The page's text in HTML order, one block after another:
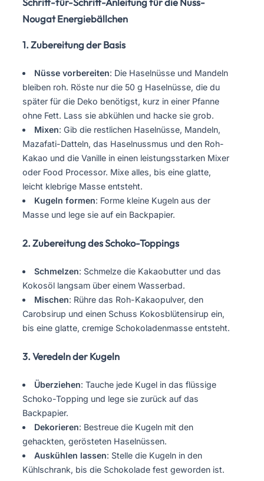
Nougat Energiebällchen
1. Zubereitung der Basis
Nüsse vorbereiten: Die Haselnüsse und Mandeln
bleiben roh. Röste nur die 50 g Haselnüsse, die du
später für die Deko benötigst, kurz in einer Pfanne
ohne Fett. Lass sie abkühlen und hacke sie grob.
Mixen: Gib die restlichen Haselnüsse, Mandeln,
Mazafati-Datteln, das Haselnussmus und den Roh-
Kakao und die Vanille in einen leistungsstarken Mixer
oder Food Processor. Mixe alles, bis eine glatte,
leicht klebrige Masse entsteht.
Kugeln formen: Forme kleine Kugeln aus der
Masse und lege sie auf ein Backpapier.
2. Zubereitung des Schoko-Toppings
Schmelzen: Schmelze die Kakaobutter und das
Kokosöl langsam über einem Wasserbad.
Mischen: Rühre das Roh-Kakaopulver, den
Carobsirup und einen Schuss Kokosblütensirup ein,
bis eine glatte, cremige Schokoladenmasse entsteht.
3. Veredeln der Kugeln
Überziehen: Tauche jede Kugel in das flüssige
Schoko-Topping und lege sie zurück auf das
Backpapier.
Dekorieren: Bestreue die Kugeln mit den
gehackten, gerösteten Haselnüssen.
Auskühlen lassen: Stelle die Kugeln in den
Kühlschrank, bis die Schokolade fest geworden ist.